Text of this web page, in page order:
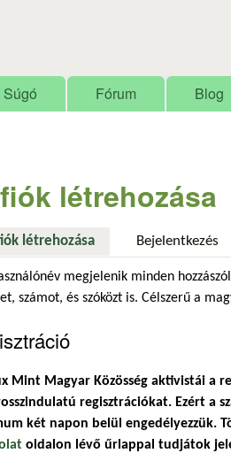
Súgó Fórum Blog
létrehozása
létrehozása (aktív fül)Bejelentkezés
megjelenik minden
számot, és szóközt is. Célszerű a
Mint Magyar Közösség aktivistái a
regisztrációkat. Ezért a
két napon belül engedélyezzük.
oldalon lévő űrlappal tudjátok